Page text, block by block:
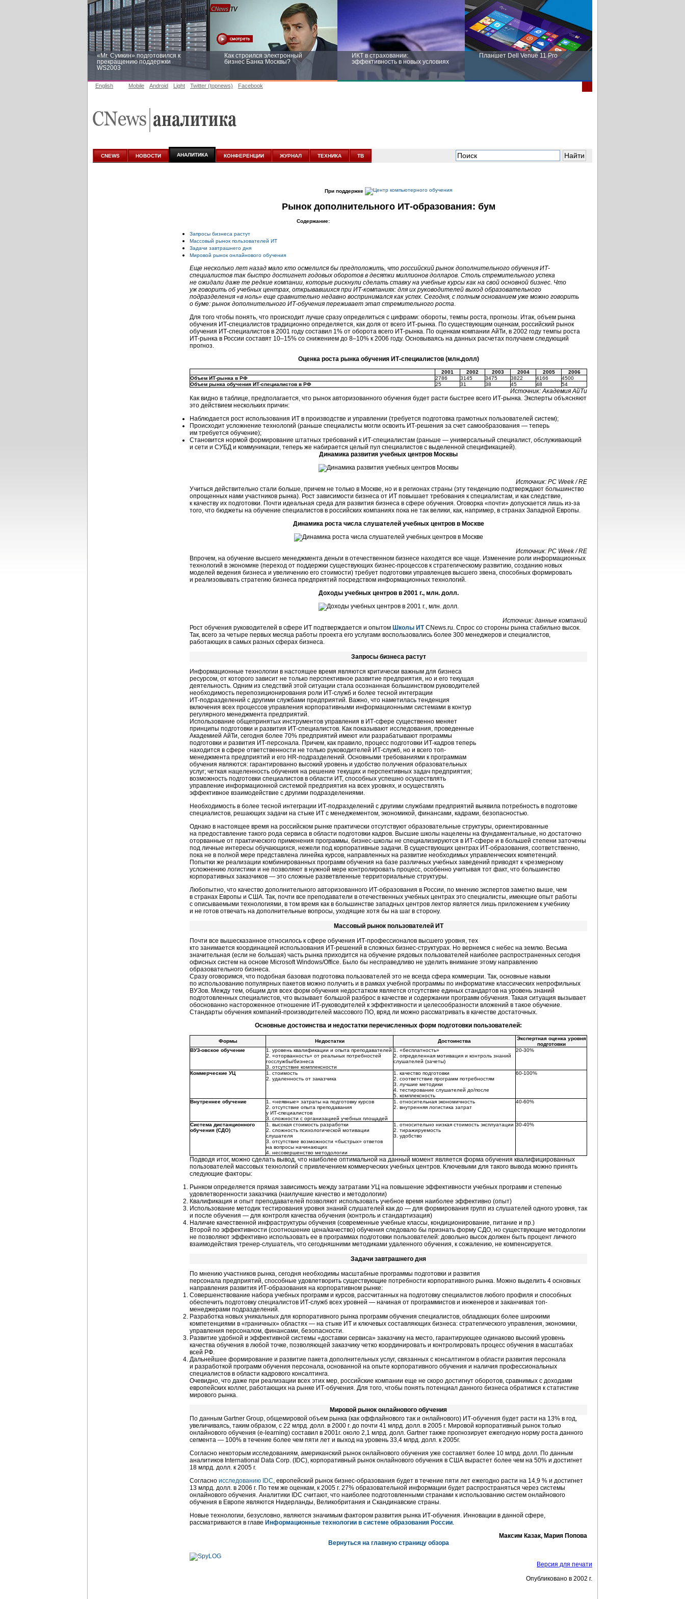
«Mr. Сумкин» подготовился к
прекращению поддержки
WS2003
Как строился электронный
бизнес Банка Москвы?
ИКТ в страховании:
эффективность в новых условиях
Планшет Dell Venue 11 Pro
аналитике
новых условиях
English Mobile Android Light Twitter (topnews) Facebook
CNEWS НОВОСТИ АНАЛИТИКА КОНФЕРЕНЦИИ ЖУРНАЛ ТЕХНИКА ТВ
При поддержке
Рынок дополнительного ИТ-образования: бум
Содержание:
Запросы бизнеса растут
Массовый рынок пользователей ИТ
Задачи завтрашнего дня
Мировой рынок онлайнового обучения
Еще несколько лет назад мало кто осмелился бы предположить, что российский рынок дополнительного обучения ИТ-
специалистов так быстро достигнет годовых оборотов в десятки миллионов долларов. Столь стремительного успеха
не ожидали даже те редкие компании, которые рискнули сделать ставку на учебные курсы как на свой основной бизнес. Что
уж говорить об учебных центрах, открывавшихся при ИТ-компаниях: для их руководителей выход образовательного
подразделения «в ноль» еще сравнительно недавно воспринимался как успех. Сегодня, с полным основанием уже можно говорить
о буме: рынок дополнительного ИТ-обучения переживает этап стремительного роста.
Для того чтобы понять, что происходит лучше сразу определиться с цифрами: обороты, темпы роста, прогнозы. Итак, объем рынка
обучения ИТ-специалистов традиционно определяется, как доля от всего ИТ-рынка. По существующим оценкам, российский рынок
обучения ИТ-специалистов в 2001 году составил 1% от оборота всего ИТ-рынка. По оценкам компании АйТи, в 2002 году темпы роста
ИТ-рынка в России составят 10–15% со снижением до 8–10% к 2006 году. Основываясь на данных расчетах получаем следующий
прогноз.
Оценка роста рынка обучения ИТ-специалистов (млн.долл)
2001 2002 2003 2004 2005
2006
Объем ИТ-рынка в РФ
2786 3145 3475 3822 4166
4500
Объем рынка обучения ИТ-специалистов в РФ
25 31 38 45 48 54
Источник: Академия АйТи
Как видно в таблице, предполагается, что рынок авторизованного обучения будет расти быстрее всего ИТ-рынка. Эксперты объясняют
это действием нескольких причин:
Наблюдается рост использования ИТ в производстве и управлении (требуется подготовка грамотных пользователей систем);
Происходит усложнение технологий (раньше специалисты могли освоить ИТ-решения за счет самообразования — теперь
им требуется обучение);
Становится нормой формирование штатных требований к ИТ-специалистам (раньше — универсальный специалист, обслуживающий
и сети и СУБД и коммуникации, теперь же набирается целый пул специалистов с выделенной спецификацией).
Динамика развития учебных центров Москвы
Источник: PC Week / RE
Учиться действительно стали больше, причем не только в Москве, но и в регионах страны (эту тенденцию подтверждают большинство
опрощенных нами участников рынка). Рост зависимости бизнеса от ИТ повышает требования к специалистам, и как следствие,
к качеству их подготовки. Почти идеальная среда для развития бизнеса в сфере обучения. Оговорка «почти» допускается лишь из-за
того, что бюджеты на обучение специалистов в российских компаниях пока не так велики, как, например, в странах Западной Европы.
Динамика роста числа слушателей учебных центров в Москве
Источник: PC Week / RE
Впрочем, на обучение высшего менеджмента деньги в отечественном бизнесе находятся все чаще. Изменение роли информационных
технологий в экономике (переход от поддержки существующих бизнес-процессов к стратегическому развитию, созданию новых
моделей ведения бизнеса и увеличению его стоимости) требует подготовки управленцев высшего звена, способных формировать
и реализовывать стратегию бизнеса предприятий посредством информационных технологий.
Доходы учебных центров в 2001 г., млн. долл.
Источник: данные компаний
Рост обучения руководителей в сфере ИТ подтверждается и опытом Школы ИТCNews.ru. Спрос со стороны рынка стабильно высок.
Так, всего за четыре первых месяца работы проекта его услугами воспользовались более 300 менеджеров и специалистов,
работающих в самых разных сферах бизнеса.
Запросы бизнеса растут
Информационные технологии в настоящее время являются критически важным для бизнеса
ресурсом, от которого зависит не только перспективное развитие предприятия, но и его текущая
деятельность. Одним из следствий этой ситуации стала осознанная большинством руководителей
необходимость перепозиционирования роли ИТ-служб и более тесной интеграции
ИТ-подразделений с другими службами предприятий. Важно, что наметилась тенденция
включения всех процессов управления корпоративными информационными системами в контур
регулярного менеджмента предприятий.
Использование общепринятых инструментов управления в ИТ-сфере существенно меняет
принципы подготовки и развития ИТ-специалистов. Как показывают исследования, проведенные
Академией АйТи, сегодня более 70% предприятий имеют или разрабатывают программы
подготовки и развития ИТ-персонала. Причем, как правило, процесс подготовки ИТ-кадров теперь
находится в сфере ответственности не только руководителей ИТ-служб, но и всего топ-
менеджмента предприятий и его HR-подразделений. Основными требованиями к программам
обучения являются: гарантированно высокий уровень и удобство получения образовательных
услуг; четкая нацеленность обучения на решение текущих и перспективных задач предприятия;
возможность подготовки специалистов в области ИТ, способных успешно осуществлять
управление информационной системой предприятия на всех уровнях, и осуществлять
эффективное взаимодействие с другими подразделениями.
Необходимость в более тесной интеграции ИТ-подразделений с другими службами предприятий выявила потребность в подготовке
специалистов, решающих задачи на стыке ИТ с менеджементом, экономикой, финансами, кадрами, безопасностью.
Однако в настоящее время на российском рынке практически отсутствуют образовательные структуры, ориентированные
на предоставление такого рода сервиса в области подготовки кадров. Высшие школы нацелены на фундаментальные, но достаточно
оторванные от практического применения программы, бизнес-школы не специализируются в ИТ-сфере и в большей степени заточены
под личные интересы обучающихся, нежели под корпоративные задачи. В существующих центрах ИТ-образования, соответственно,
пока не в полной мере представлена линейка курсов, направленных на развитие необходимых управленческих компетенций.
Попытки же реализации комбинированных программ обучения на базе различных учебных заведений приводят к чрезмерному
усложнению логистики и не позволяют в нужной мере контролировать процесс, особенно учитывая тот факт, что большинство
корпоративных заказчиков — это сложные разветвленные территориальные структуры.
Любопытно, что качество дополнительного авторизованного ИТ-образования в России, по мнению экспертов заметно выше, чем
в странах Европы и США. Так, почти все преподаватели в отечественных учебных центрах это специалисты, имеющие опыт работы
с описываемыми технологиями, в том время как в большинстве западных центров лектор является лишь приложением к учебнику
и не готов отвечать на дополнительные вопросы, уходящие хотя бы на шаг в сторону.
Массовый рынок пользователей ИТ
Почти все вышесказанное относилось к сфере обучения ИТ-профессионалов высшего уровня, тех
кто занимается координацией использования ИТ-решений в сложных бизнес-структурах. Но вернемся с небес на землю. Весьма
значительная (если не большая) часть рынка приходится на обучение рядовых пользователей наиболее распространенных сегодня
офисных систем на основе Microsoft Windows/Office. Было бы несправедливо не уделить внимание этому направлению
образовательного бизнеса.
Сразу оговоримся, что подобная базовая подготовка пользователей это не всегда сфера коммерции. Так, основные навыки
по использованию популярных пакетов можно получить и в рамках учебной программы по информатике классических непрофильных
ВУЗов. Между тем, общим для всех форм обучения недостатком является отсутствие единых стандартов на уровень знаний
подготовленных специалистов, что вызывает большой разброс в качестве и содержании программ обучения. Такая ситуация вызывает
обоснованно настороженное отношение ИТ-руководителей к эффективности и целесообразности вложений в такое обучение.
Стандарты обучения компаний-производителей массового ПО, вряд ли можно рассматривать в качестве достаточных.
Основные достоинства и недостатки перечисленных форм подготовки пользователей:
Формы Недостатки Достоинства
Экспертная оценка уровня
подготовки
ВУЗ-овское обучение
1. уровень квалификации и опыта преподавателей
2. «оторванность» от реальных потребностей
госслужбы/бизнеса
3. отсутствие комплексности
1. «бесплатность»
2. определенная мотивация и контроль знаний
слушателей (зачеты)
20-30%
Коммерческие УЦ
1. cтоимость
2. удаленность от заказчика
1. качество подготовки
2. соответствие программ потребностям
3. лучшие методики
4. тестирование слушателей до/после
5. комплексность
60-100%
Внутреннее обучение
1. «неявные» затраты на подготовку курсов
2. отсутствие опыта преподавания
у ИТ-специалистов
3. сложности с организацией учебных площадей
1. относительная экономичность
2. внутренняя логистика затрат
40-60%
Система дистанционного
обучения (СДО)
1. высокая стоимость разработки
2. сложность психологической мотивации
слушателя
3. отсутствие возможности «быстрых» ответов
на вопросы начинающих
4. несовершенство методологии
1. относительно низкая стоимость эксплуатации
2. тиражируемость
3. удобство
30-40%
Подводя итог, можно сделать вывод, что наиболее оптимальной на данный момент является форма обучения квалифицированных
пользователей массовых технологий с привлечением коммерческих учебных центров. Ключевыми для такого вывода можно принять
следующие факторы:
Рынком определяется прямая зависимость между затратами УЦ на повышение эффективности учебных программ и степенью
удовлетворенности заказчика (наилучшие качество и методологии)
Квалификация и опыт преподавателей позволяют использовать учебное время наиболее эффективно (опыт)
Использование методик тестирования уровня знаний слушателей как до — для формирования групп из слушателей одного уровня, так
и после обучения — для контроля качества обучения (контроль и стандартизация)
Наличие качественной инфраструктуры обучения (современные учебные классы, кондиционирование, питание и пр.)
Второй по эффективности (соотношение цена/качество) обучения следовало бы признать форму СДО, но существующие методологии
не позволяют эффективно использовать ее в программах подготовки пользователей: довольно высок должен быть процент личного
взаимодействия тренер-слушатель, что сегодняшними методиками удаленного обучения, к сожалению, не компенсируется.
Задачи завтрашнего дня
По мнению участников рынка, сегодня необходимы масштабные программы подготовки и развития
персонала предприятий, способные удовлетворить существующие потребности корпоративного рынка. Можно выделить 4 основных
направления развития ИТ-образования на корпоративном рынке:
Совершенствование набора учебных программ и курсов, рассчитанных на подготовку специалистов любого профиля и способных
обеспечить подготовку специалистов ИТ-служб всех уровней — начиная от программистов и инженеров и заканчивая топ-
менеджерами подразделений.
Разработка новых уникальных для корпоративного рынка программ обучения специалистов, обладающих более широкими
компетенциями в «граничных» областях — на стыке ИТ и ключевых составляющих бизнеса: стратегического управления, экономики,
управления персоналом, финансами, безопасности.
Развитие удобной и эффективной системы «доставки сервиса» заказчику на место, гарантирующее одинаково высокий уровень
качества обучения в любой точке, позволяющей заказчику четко координировать и контролировать процесс обучения в масштабах
всей РФ.
Дальнейшее формирование и развитие пакета дополнительных услуг, связанных с консалтингом в области развития персонала
и разработкой программ обучения персонала, основанной на опыте корпоративного обучения и наличия профессиональных
специалистов в области кадрового консалтинга.
Очевидно, что даже при реализации всех этих мер, российские компании еще не скоро достигнут оборотов, сравнимых с доходами
европейских коллег, работающих на рынке ИТ-обучения. Для того, чтобы понять потенциал данного бизнеса обратимся к статистике
мирового рынка.
Мировой рынок онлайнового обучения
По данным Gartner Group, общемировой объем рынка (как оффлайнового так и онлайнового) ИТ-обучения будет расти на 13% в год,
увеличиваясь, таким образом, с 22 млрд. долл. в 2000 г. до почти 41 млрд. долл. в 2005 г. Мировой корпоративный рынок только
онлайнового обучения (e-learning) составил в 2001г. около 2,1 млрд. долл. Gartner также прогнозирует ежегодную норму роста данного
сегмента — 100% в течение более чем пяти лет и выход на уровень 33,4 млрд. долл. к 2005г.
Согласно некоторым исследованиям, американский рынок онлайнового обучения уже составляет более 10 млрд. долл. По данным
аналитиков International Data Corp. (IDC), корпоративный рынок онлайнового обучения в США вырастет более чем на 50% и достигнет
18 млрд. долл. к 2005 г.
Согласно исследованию IDC, европейский рынок бизнес-образования будет в течение пяти лет ежегодно расти на 14,9 % и достигнет
13 млрд. долл. в 2006 г. По тем же оценкам, к 2005 г. 27% образовательной информации будет распространяться через системы
онлайнового обучения. Аналитики IDC считают, что наиболее подготовленными странами к использованию систем онлайнового
обучения в Европе являются Нидерланды, Великобритания и Скандинавские страны.
Новые технологии, безусловно, являются значимым фактором развития рынка ИТ-обучения. Инновации в данной сфере,
рассматриваются в главе Информационные технологии в системе образования России.
Максим Казак, Мария Попова
Вернуться на главную страницу обзора
Версия для печати
Опубликовано в 2002 г.